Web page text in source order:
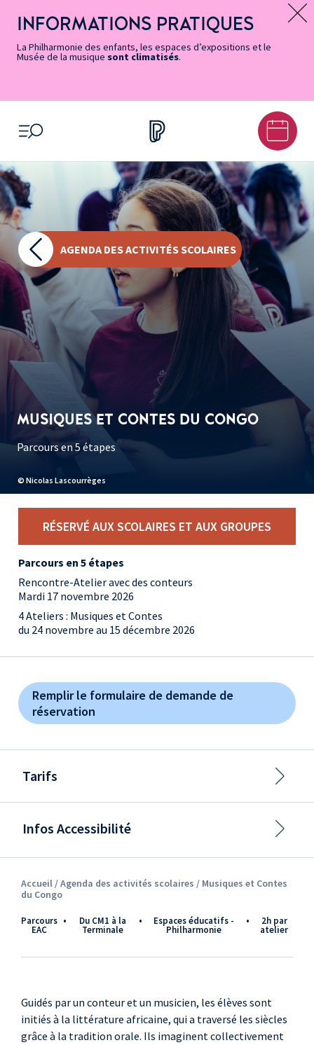
page
Accessibilité
accès
rapides
principal
contenu
principal
page
Message d’information
INFORMATIONS PRATIQUES
La Philharmonie des enfants, les espaces d’expositions et le
Musée de la musique sont climatisés.
OUVRIR LE MENU
AGENDA DES ACTIVITÉS SCOLAIRES
© Nicolas Lascourrèges
MUSIQUES ET CONTES DU CONGO
Parcours en 5 étapes
Accueil /Agenda des activités scolaires / Musiques et Contes
du Congo
Parcours
EAC
• du CM1 à la
Terminale
• Espaces éducatifs -
Philharmonie
• 2h par
atelier
Guidés par un conteur et un musicien, les élèves sont
initiés à la littérature africaine, qui a traversé les siècles
grâce à la tradition orale. Ils imaginent collectivement
RÉSERVÉ AUX SCOLAIRES ET AUX GROUPES
Parcours en 5 étapes
Rencontre-Atelier avec des conteurs
Mardi 17 novembre 2026
4 Ateliers : Musiques et Contes
du 24 novembre au 15 décembre 2026
Remplir le formulaire de demande de
réservation
Tarifs
Infos Accessibilité